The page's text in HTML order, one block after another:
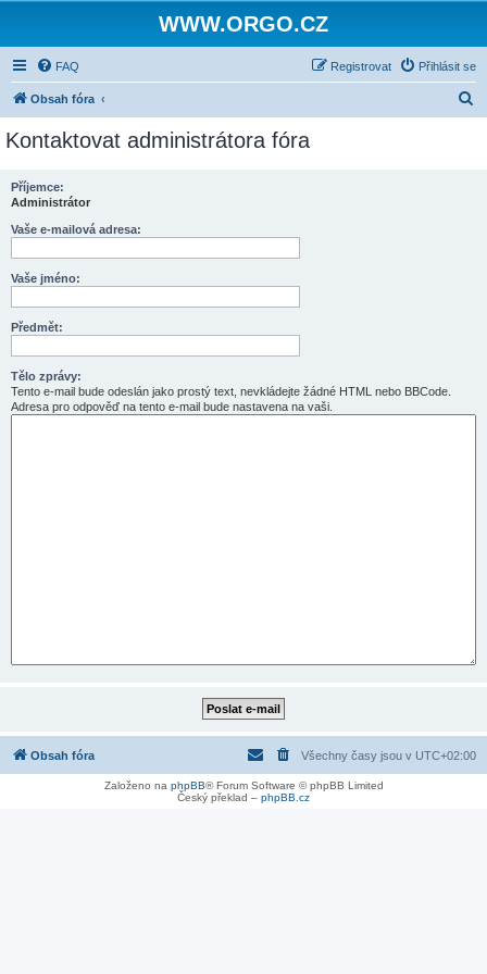
WWW.ORGO.CZ
FAQ Přihlásit se
Registrovat
Obsah fóra
Kontaktovat administrátora fóra
Příjemce:
Administrátor
Vaše e-mailová adresa:
Vaše jméno:
Předmět:
Tělo zprávy:
Tento e-mail bude odeslán jako prostý text, nevkládejte žádné HTML nebo BBCode.
Adresa pro odpověď na tento e-mail bude nastavena na vaši.
Obsah fóra Všechny časy jsou v UTC+02:00
Založeno na phpBB® Forum Software © phpBB Limited
Český překlad – phpBB.cz